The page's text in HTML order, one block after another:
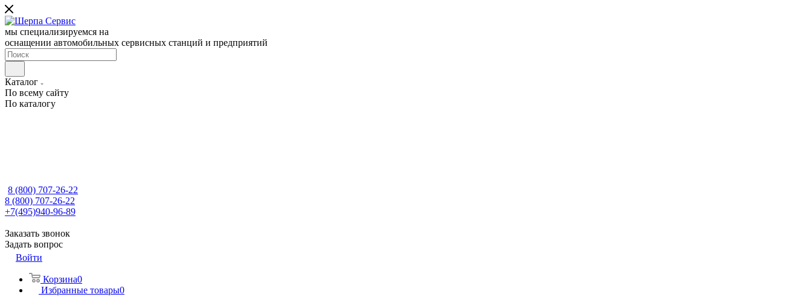
мы специализируемся на
оснащении автомобильных сервисных станций и предприятий
Каталог
По всему сайту
По каталогу
8 (800) 707-26-22
8 (800) 707-26-22
+7(495)940-96-89
Заказать звонок
Задать вопрос
Войти
Корзина0
Избранные товары0